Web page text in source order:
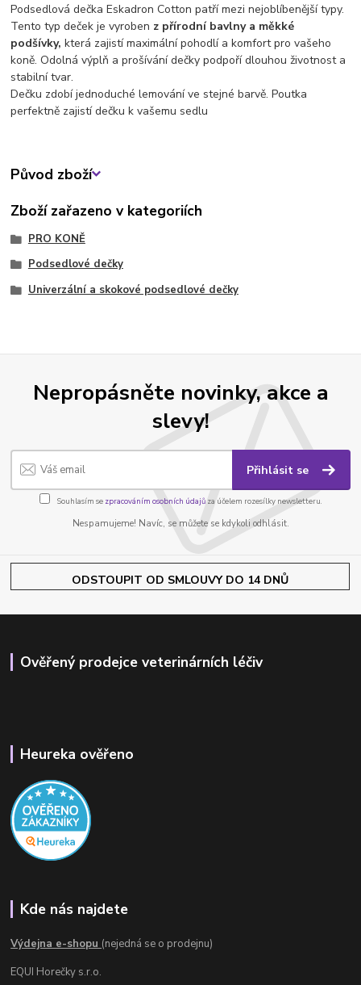
Podsedlová dečka Eskadron Cotton patří mezi nejoblíbenější typy.
Tento typ deček je vyroben z přírodní bavlny a měkké
podšívky, která zajistí maximální pohodlí a komfort pro vašeho
koně. Odolná výplň a prošívání dečky podpoří dlouhou životnost a
stabilní tvar.
Dečku zdobí jednoduché lemování ve stejné barvě. Poutka
perfektně zajistí dečku k vašemu sedlu
Původ zboží
Zboží zařazeno v kategoriích
PRO KONĚ
Podsedlové dečky
Univerzální a skokové podsedlové dečky
Nepropásněte novinky, akce a
slevy!
Přihlásit se
Souhlasím se zpracováním osobních údajůza účelem rozesílky newsletteru.
Nespamujeme! Navíc, se můžete se kdykoli odhlásit.
ODSTOUPIT OD SMLOUVY DO 14 DNŮ
Ověřený prodejce veterinárních léčiv
Heureka ověřeno
Kde nás najdete
Výdejna e-shopu (nejedná se o prodejnu)
EQUI Horečky s.r.o.